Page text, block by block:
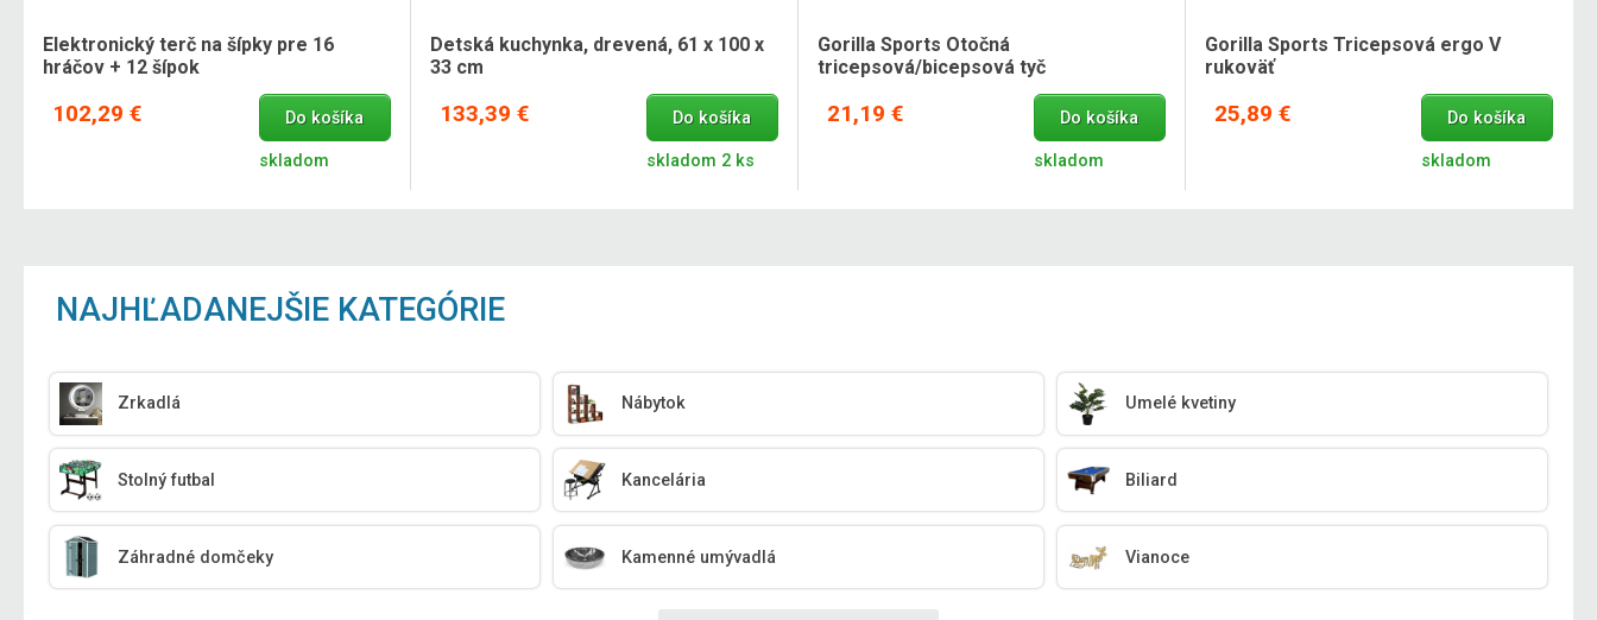
Elektronický terč na šípky pre 16
hráčov + 12 šípok
102,29 € Do košíka
skladom
Detská kuchynka, drevená, 61 x 100 x
33 cm
133,39 € Do košíka
skladom 2 ks
Gorilla Sports Otočná
tricepsová/bicepsová tyč
21,19 € Do košíka
skladom
Gorilla Sports Tricepsová ergo V
rukoväť
25,89 € Do košíka
skladom
NAJHĽADANEJŠIE KATEGÓRIE
Zrkadlá Nábytok Umelé kvetiny
Stolný futbal Kancelária Biliard
Záhradné domčeky Kamenné umývadlá Vianoce